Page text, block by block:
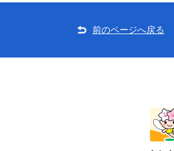
前のページへ戻る